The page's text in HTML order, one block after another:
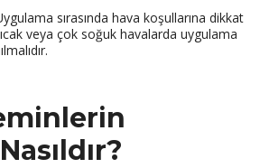
sırasında hava koşullarına dikkat
veya çok soğuk havalarda uygulama